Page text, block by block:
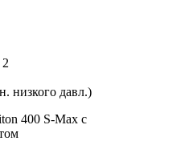
2
низкого давл.)
400 S-Max с